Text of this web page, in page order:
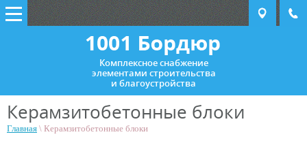
Комплексное снабжение
элементами строительства
и благоустройства
Керамзитобетонные блоки
Главная \ Керамзитобетонные блоки